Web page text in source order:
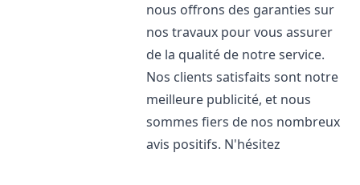
nous offrons des garanties sur
nos travaux pour vous assurer
de la qualité de notre service.
Nos clients satisfaits sont notre
meilleure publicité, et nous
sommes fiers de nos nombreux
avis positifs. N'hésitez